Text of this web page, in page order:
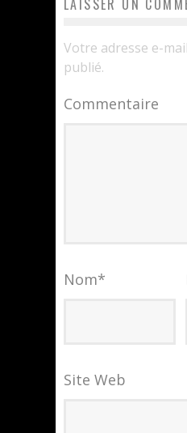
LAISSER UN
Votre adresse e-
publié.
Commentaire
Nom*
Site Web